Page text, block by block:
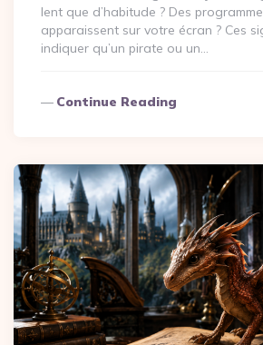
lent que d’habitude ? Des
apparaissent sur votre écran ? Ces
indiquer qu’un pirate ou un…
Continue Reading